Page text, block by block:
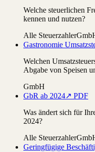
Welche steuerlichen
kennen und nutzen?
Alle Steuerzahler
Gastronomie
Welchen
Abgabe von Speisen
GmbH
GbR ab 2024↗ PDF
Was ändert sich für
2024?
Alle Steuerzahler
Geringfügige